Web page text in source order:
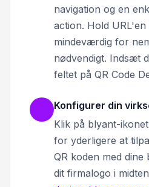
navigation og en
action. Hold
mindeværdig for
nødvendigt. Indsæt
feltet på QR Code
Konfigurer din
Klik på blyant-
for yderligere at
QR koden med
dit firmalogo i